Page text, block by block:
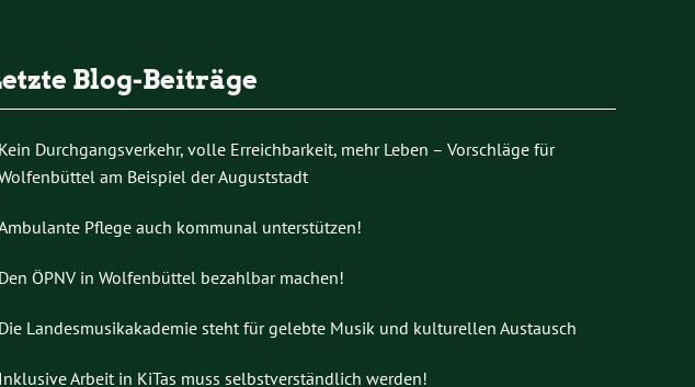
Blog-Beiträge
Kein Durchgangsverkehr, volle Erreichbarkeit, mehr Leben – Vorschläge für
am Beispiel der Auguststadt
Pflege auch kommunal unterstützen!
Den ÖPNV in Wolfenbüttel bezahlbar machen!
Die Landesmusikakademie steht für gelebte Musik und kulturellen Austausch
Inklusive Arbeit in KiTas muss selbstverständlich werden!